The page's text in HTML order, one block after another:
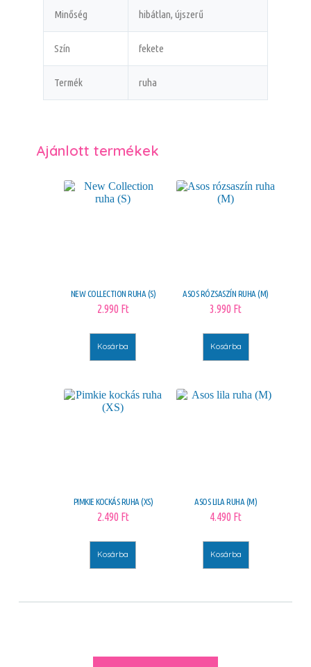
Minőség hibátlan, újszerű
Szín fekete
Termék ruha
Ajánlott termékek
NEW COLLECTION RUHA (S)
2.990 Ft
Kosárba
ASOS RÓZSASZÍN RUHA (M)
3.990 Ft
Kosárba
PIMKIE KOCKÁS RUHA (XS)
2.490 Ft
Kosárba
ASOS LILA RUHA (M)
4.490 Ft
Kosárba